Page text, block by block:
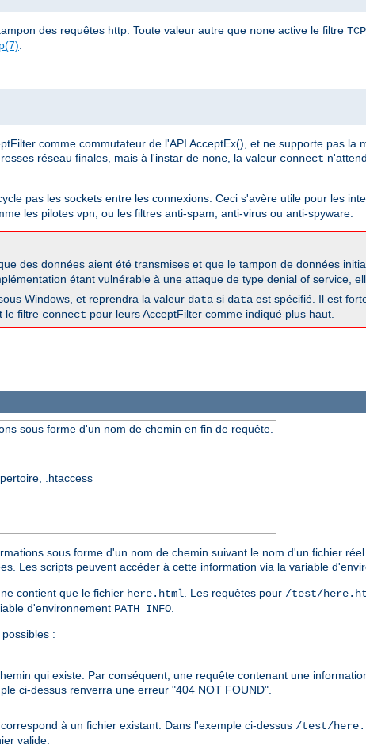
des requêtes http. Toute valeur autre que none active le filtre
comme commutateur de l'API AcceptEx(), et ne supporte pas la
réseau finales, mais à l'instar de none , la valeur connect
pas les sockets entre les connexions. Ceci s'avère utile pour les
les pilotes vpn, ou les filtres anti-spam, anti-virus ou anti-spyware.
des données aient été transmises et que le tampon de données
étant vulnérable à une attaque de type denial of service,
Windows, et reprendra la valeur data si data est spécifié. Il est
le filtre connect pour leurs AcceptFilter comme indiqué plus haut.
sous forme d'un nom de chemin en fin de requête.
.htaccess
sous forme d'un nom de chemin suivant le nom d'un fichier
Les scripts peuvent accéder à cette information via la variable
contient que le fichier here.html. Les requêtes pour /test/
d'environnement PATH_INFO.
:
qui existe. Par conséquent, une requête contenant une
ci-dessus renverra une erreur "404 NOT FOUND".
à un fichier existant. Dans l'exemple ci-dessus /test/
valide.